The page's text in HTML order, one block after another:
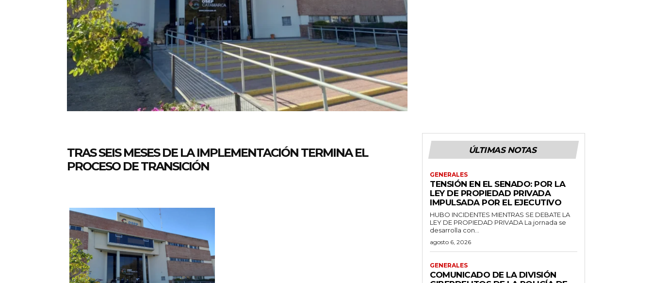
TRAS SEIS MESES DE LA IMPLEMENTACIÓN TERMINA EL
PROCESO DE TRANSICIÓN
ÚLTIMAS NOTAS
GENERALES
TENSIÓN EN EL SENADO: POR LA
LEY DE PROPIEDAD PRIVADA
IMPULSADA POR EL EJECUTIVO
HUBO INCIDENTES MIENTRAS SE DEBATE LA
LEY DE PROPIEDAD PRIVADA La jornada se
desarrolla con...
agosto 6, 2026
GENERALES
COMUNICADO DE LA DIVISIÓN